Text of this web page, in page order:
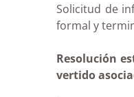
Solicitud de
formal y
Resolución
vertido